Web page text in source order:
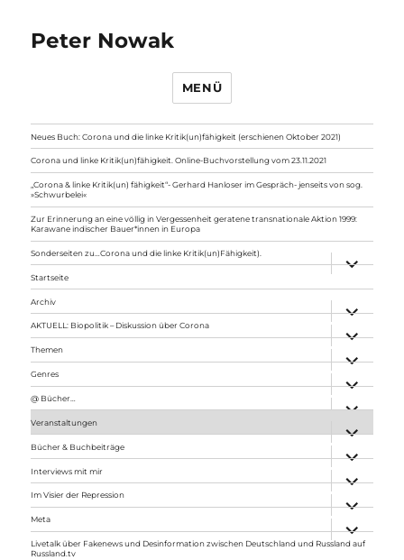
Peter Nowak
MENÜ
Neues Buch: Corona und die linke Kritik(un)fähigkeit (erschienen Oktober 2021)
Corona und linke Kritik(un)fähigkeit. Online-Buchvorstellung vom 23.11.2021
„Corona & linke Kritik(un) fähigkeit“- Gerhard Hanloser im Gespräch- jenseits von sog.
»Schwurbelei«
Zur Erinnerung an eine völlig in Vergessenheit geratene transnationale Aktion 1999:
Karawane indischer Bauer*innen in Europa
Sonderseiten zu…Corona und die linke Kritik(un)Fähigkeit).
anzeigen
Startseite
Archiv
anzeigen
AKTUELL: Biopolitik – Diskussion über Corona
anzeigen
Themen
anzeigen
Genres
anzeigen
@ Bücher…
Veranstaltungen
anzeigen
Bücher & Buchbeiträge
anzeigen
Interviews mit mir
anzeigen
Im Visier der Repression
anzeigen
Meta
anzeigen
Livetalk über Fakenews und Desinformation zwischen Deutschland und Russland auf
Russland.tv